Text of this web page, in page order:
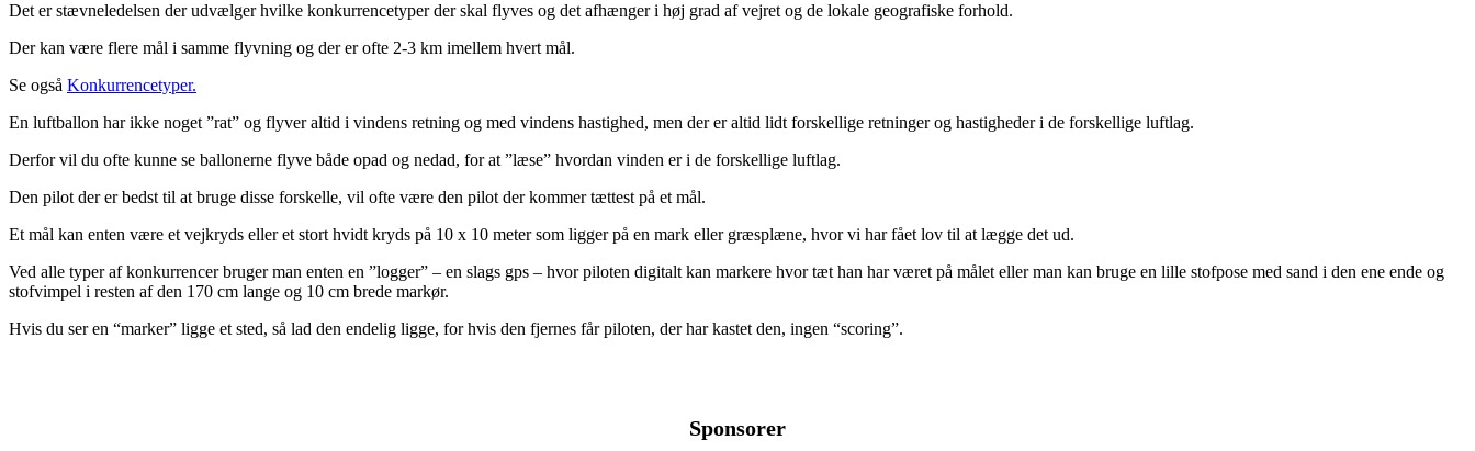
Det er stævneledelsen der udvælger hvilke konkurrencetyper der skal flyves og det afhænger i høj grad af vejret og de lokale geografiske forhold.
Der kan være flere mål i samme flyvning og der er ofte 2-3 km imellem hvert mål.
Se også Konkurrencetyper.
En luftballon har ikke noget ”rat” og flyver altid i vindens retning og med vindens hastighed, men der er altid lidt forskellige retninger og hastigheder i de forskellige luftlag.
Derfor vil du ofte kunne se ballonerne flyve både opad og nedad, for at ”læse” hvordan vinden er i de forskellige luftlag.
Den pilot der er bedst til at bruge disse forskelle, vil ofte være den pilot der kommer tættest på et mål.
Et mål kan enten være et vejkryds eller et stort hvidt kryds på 10 x 10 meter som ligger på en mark eller græsplæne, hvor vi har fået lov til at lægge det ud.
Ved alle typer af konkurrencer bruger man enten en ”logger” – en slags gps – hvor piloten digitalt kan markere hvor tæt han har været på målet eller man kan bruge en lille stofpose med sand i den ene ende og
stofvimpel i resten af den 170 cm lange og 10 cm brede markør.
Hvis du ser en “marker” ligge et sted, så lad den endelig ligge, for hvis den fjernes får piloten, der har kastet den, ingen “scoring”.
Sponsorer